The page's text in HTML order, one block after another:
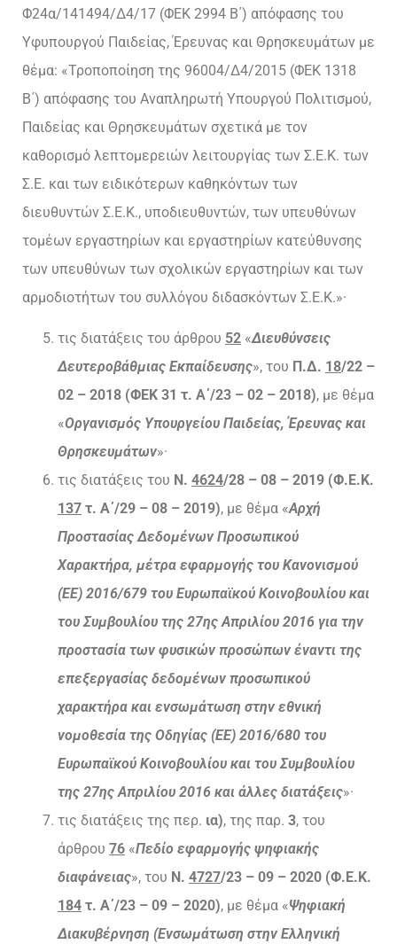
Φ24α/141494/Δ4/17 (ΦΕΚ 2994 Β΄) απόφασης του
Υφυπουργού Παιδείας, Έρευνας και Θρησκευμάτων με
θέμα: «Τροποποίηση της 96004/Δ4/2015 (ΦΕΚ 1318
Β΄) απόφασης του Αναπληρωτή Υπουργού Πολιτισμού,
Παιδείας και Θρησκευμάτων σχετικά με τον
καθορισμό λεπτομερειών λειτουργίας των Σ.Ε.Κ. των
Σ.Ε. και των ειδικότερων καθηκόντων των
διευθυντών Σ.Ε.Κ., υποδιευθυντών, των υπευθύνων
τομέων εργαστηρίων και εργαστηρίων κατεύθυνσης
των υπευθύνων των σχολικών εργαστηρίων και των
αρμοδιοτήτων του συλλόγου διδασκόντων Σ.Ε.Κ.»·
τις διατάξεις του άρθρου 52 «Διευθύνσεις
Δευτεροβάθμιας Εκπαίδευσης», του Π.Δ. 18/22 –
02 – 2018 (ΦΕΚ 31 τ. Α΄/23 – 02 – 2018), με θέμα
«Οργανισμός Υπουργείου Παιδείας, Έρευνας και
Θρησκευμάτων»·
τις διατάξεις του Ν. 4624/28 – 08 – 2019 (Φ.Ε.Κ.
137 τ. Α΄/29 – 08 – 2019), με θέμα «Αρχή
Προστασίας Δεδομένων Προσωπικού
Χαρακτήρα, μέτρα εφαρμογής του Κανονισμού
(ΕΕ) 2016/679 του Ευρωπαϊκού Κοινοβουλίου και
του Συμβουλίου της 27ης Απριλίου 2016 για την
προστασία των φυσικών προσώπων έναντι της
επεξεργασίας δεδομένων προσωπικού
χαρακτήρα και ενσωμάτωση στην εθνική
νομοθεσία της Οδηγίας (ΕΕ) 2016/680 του
Ευρωπαϊκού Κοινοβουλίου και του Συμβουλίου
της 27ης Απριλίου 2016 και άλλες διατάξεις»·
τις διατάξεις της περ. ια), της παρ. 3, του
άρθρου 76 «Πεδίο εφαρμογής ψηφιακής
διαφάνειας», του Ν. 4727/23 – 09 – 2020 (Φ.Ε.Κ.
184 τ. Α΄/23 – 09 – 2020), με θέμα «Ψηφιακή
Διακυβέρνηση (Ενσωμάτωση στην Ελληνική